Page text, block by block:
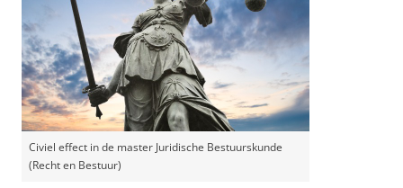
Civiel effect in de master Juridische Bestuurskunde
(Recht en Bestuur)